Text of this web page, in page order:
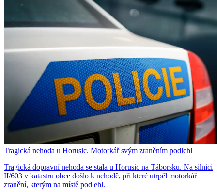
Tragická nehoda u Horusic. Motorkář svým zraněním podlehl
Tragická dopravní nehoda se stala u Horusic na Táborsku. Na silnici
II/603 v katastru obce došlo k nehodě, při které utrpěl motorkář
zranění, kterým na místě podlehl.